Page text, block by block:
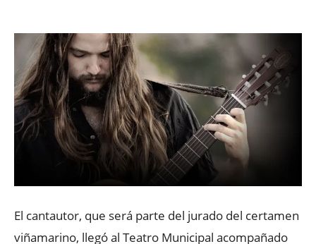
El cantautor, que será parte del jurado del certamen
viñamarino, llegó al Teatro Municipal acompañado